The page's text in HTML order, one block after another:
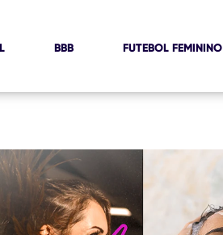
BBB FUTEBOL FEMININO